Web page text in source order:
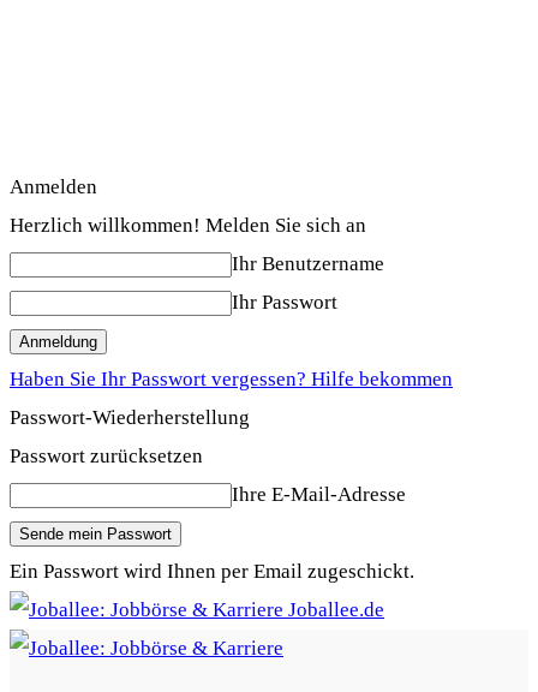
Anmelden
Herzlich willkommen! Melden Sie sich an
Ihr Benutzername
Ihr Passwort
Haben Sie Ihr Passwort vergessen? Hilfe bekommen
Passwort-Wiederherstellung
Passwort zurücksetzen
Ihre E-Mail-Adresse
Ein Passwort wird Ihnen per Email zugeschickt.
Joballee.de